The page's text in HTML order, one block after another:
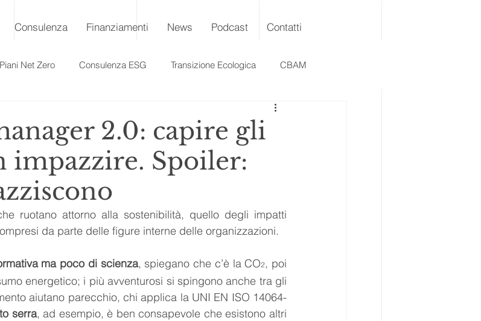
Consulenza Finanziamenti News Podcast Contatti
Piani Net Zero Consulenza ESG Transizione Ecologica CBAM
2.0: capire gli
impazzire. Spoiler:
ruotano attorno alla sostenibilità, quello degli impatti
da parte delle figure interne delle organizzazioni.
ma poco di scienza, spiegano che c’è la CO2, poi
energetico; i più avventurosi si spingono anche tra gli
aiutano parecchio, chi applica la UNI EN ISO 14064-
serra, ad esempio, è ben consapevole che esistono altri